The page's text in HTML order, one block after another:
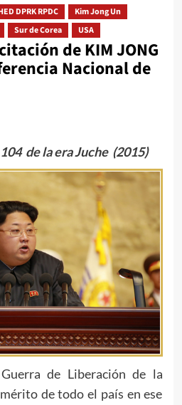
DPRK RPDC
Kim Jong Un
Sur de Corea USA
de KIM JONG
Nacional de
de la era Juche (2015)
de Liberación de la
de todo el país en ese